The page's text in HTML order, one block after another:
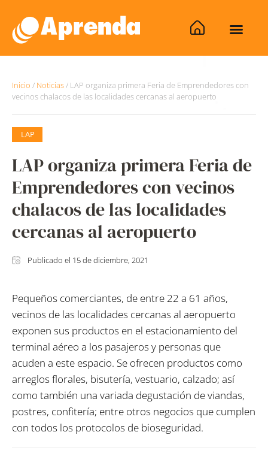
Inicio / Noticias/ LAP organiza primera Feria de Emprendedores con
vecinos chalacos de las localidades cercanas al aeropuerto
LAP
LAP organiza primera Feria de
Emprendedores con vecinos
chalacos de las localidades
cercanas al aeropuerto
Publicado el 15 de diciembre, 2021
Pequeños comerciantes, de entre 22 a 61 años,
vecinos de las localidades cercanas al aeropuerto
exponen sus productos en el estacionamiento del
terminal aéreo a los pasajeros y personas que
acuden a este espacio. Se ofrecen productos como
arreglos florales, bisutería, vestuario, calzado; así
como también una variada degustación de viandas,
postres, confitería; entre otros negocios que cumplen
con todos los protocolos de bioseguridad.